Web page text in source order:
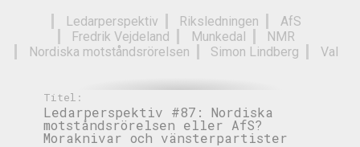
Ledarperspektiv
Riksledningen
AfS
Fredrik Vejdeland
Munkedal
NMR
Nordiska motståndsrörelsen
Simon Lindberg Val
Titel:
Ledarperspektiv #87: Nordiska
motståndsrörelsen eller AfS?
Moraknivar och vänsterpartister